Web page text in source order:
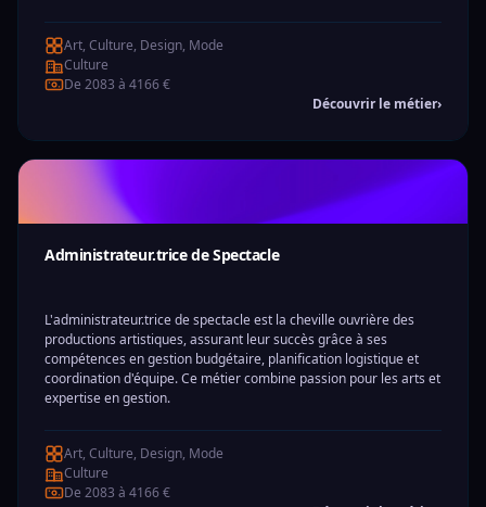
Art, Culture, Design, Mode
Culture
De 2083 à 4166 €
Découvrir le métier›
Administrateur.trice de Spectacle
L'administrateur.trice de spectacle est la cheville ouvrière des
productions artistiques, assurant leur succès grâce à ses
compétences en gestion budgétaire, planification logistique et
coordination d'équipe. Ce métier combine passion pour les arts et
expertise en gestion.
Art, Culture, Design, Mode
Culture
De 2083 à 4166 €